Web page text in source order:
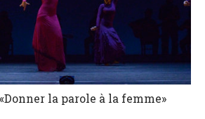
la parole à la femme»